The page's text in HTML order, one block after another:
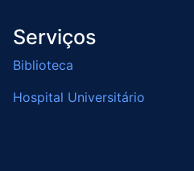
Serviços
Biblioteca
Hospital Universitário